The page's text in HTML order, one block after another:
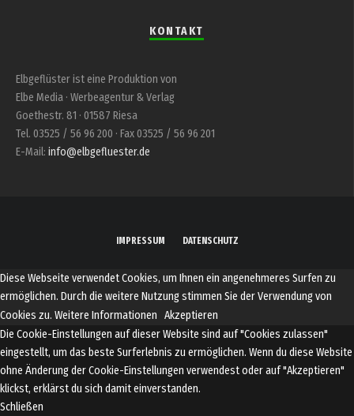
KONTAKT
Elbgeflüster ist eine Produktion von
Elbe Media · Werbeagentur & Verlag
Goethestr. 81 · 01587 Riesa
Tel. 03525 / 56 96 200 · Fax 03525 / 56 96 201
E-Mail: info@elbgefluester.de
IMPRESSUM DATENSCHUTZ
Diese Webseite verwendet Cookies, um Ihnen ein angenehmeres Surfen zu
ermöglichen. Durch die weitere Nutzung stimmen Sie der Verwendung von
Cookies zu. Weitere Informationen Akzeptieren
Die Cookie-Einstellungen auf dieser Website sind auf "Cookies zulassen"
eingestellt, um das beste Surferlebnis zu ermöglichen. Wenn du diese Website
ohne Änderung der Cookie-Einstellungen verwendest oder auf "Akzeptieren"
klickst, erklärst du sich damit einverstanden.
Schließen